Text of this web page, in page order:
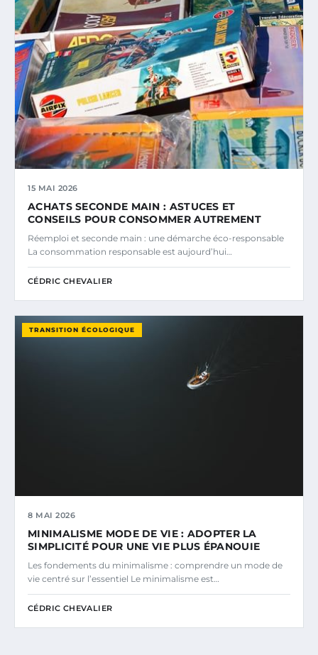
15 MAI 2026
ACHATS SECONDE MAIN : ASTUCES ET
CONSEILS POUR CONSOMMER AUTREMENT
Réemploi et seconde main : une démarche éco-responsable
La consommation responsable est aujourd’hui…
CÉDRIC CHEVALIER
TRANSITION ÉCOLOGIQUE
8 MAI 2026
MINIMALISME MODE DE VIE : ADOPTER LA
SIMPLICITÉ POUR UNE VIE PLUS ÉPANOUIE
Les fondements du minimalisme : comprendre un mode de
vie centré sur l’essentiel Le minimalisme est…
CÉDRIC CHEVALIER